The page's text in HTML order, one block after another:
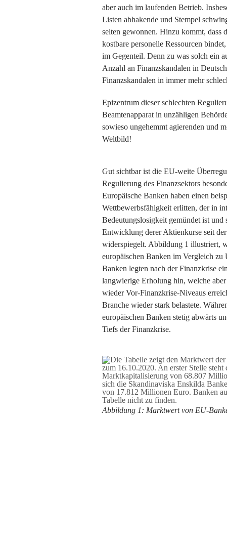
aber auch im laufenden Betrieb.
Listen abhakende und Stempel
selten gewonnen. Hinzu kommt, dass
kostbare personelle Ressourcen
im Gegenteil. Denn zu was solch ein
Anzahl an Finanzskandalen in
Finanzskandalen in immer mehr
Epizentrum dieser schlechten
Beamtenapparat in unzähligen
sowieso ungehemmt agierenden und
Weltbild!
Gut sichtbar ist die EU-weite
Regulierung des Finanzsektors
Europäische Banken haben einen
Wettbewerbsfähigkeit erlitten, der in
Bedeutungslosigkeit gemündet ist und
Entwicklung derer Aktienkurse seit
widerspiegelt. Abbildung 1 illustriert,
europäischen Banken im Vergleich
Banken legten nach der Finanzkrise
langwierige Erholung hin, welche
wieder Vor-Finanzkrise-Niveaus
Branche wieder stark belastete.
europäischen Banken stetig abwärts
Tiefs der Finanzkrise.
Abbildung 1: Marktwert von EU-